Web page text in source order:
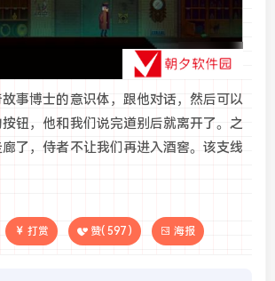
事博士的意识体，跟他对话，然后可以
钮，他和我们说完道别后就离开了。之
了，侍者不让我们再进入酒窖。该支线
打赏 赞( 597 ) 海报